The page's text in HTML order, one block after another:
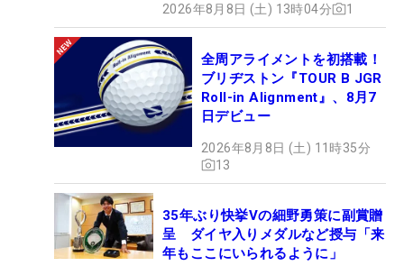
2026年8月8日 (土) 13時04分 1
全周アライメントを初搭載！
ブリヂストン『TOUR B JGR
Roll-in Alignment』、8月7
日デビュー
2026年8月8日 (土) 11時35分
13
35年ぶり快挙Vの細野勇策に副賞贈
呈 ダイヤ入りメダルなど授与「来
年もここにいられるように」